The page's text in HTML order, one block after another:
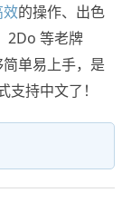
效的操作、出色
2Do 等老牌
单易上手，是
持中文了！